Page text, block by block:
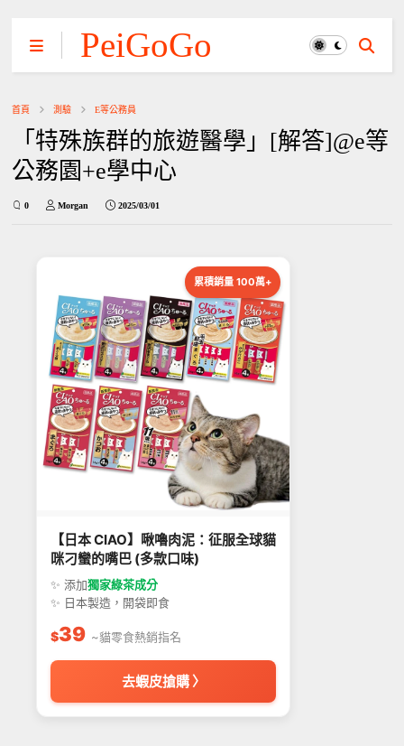
PeiGoGo
首頁 測驗 E等公務員
「特殊族群的旅遊醫學」[解答]@e等
公務園+e學中心
0 Morgan 2025/03/01
累積銷量 100萬+
【日本 CIAO】啾嚕肉泥：征服全球貓
咪刁蠻的嘴巴 (多款口味)
✨ 添加獨家綠茶成分
✨ 日本製造，開袋即食
$39 ~貓零食熱銷指名
去蝦皮搶購 〉